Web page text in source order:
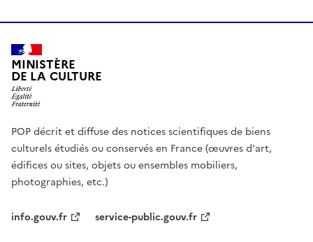
MINISTÈRE
DE LA CULTURE
POP décrit et diffuse des notices scientifiques de biens
culturels étudiés ou conservés en France (œuvres d'art,
édifices ou sites, objets ou ensembles mobiliers,
photographies, etc.)
info.gouv.fr
service-public.gouv.fr